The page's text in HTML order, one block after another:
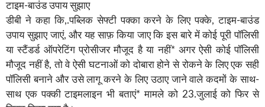
टाइम-बाउंड उपाय सुझाए
डीबी ने कहा कि,.पब्लिक सेफ्टी पक्का करने के लिए पक्के, टाइम-बाउंड
उपाय सुझाए जाएं, और यह साफ़ किया जाए कि इस बारे में कोई पूरी पॉलिसी
या स्टैंडर्ड ऑपरेटिंग प्रोसीजर मौजूद है या नहीं* अगर ऐसी कोई पॉलिसी
मौजूद नहीं है, तो वे ऐसी घटनाओं को दोबारा होने से रोकने के लिए एक सही
पॉलिसी बनाने और उसे लागू करने के लिए उठाए जाने वाले कदमों के साथ-
साथ एक पक्की टाइमलाइन भी बताएं* मामले को 23.जुलाई को फिर से